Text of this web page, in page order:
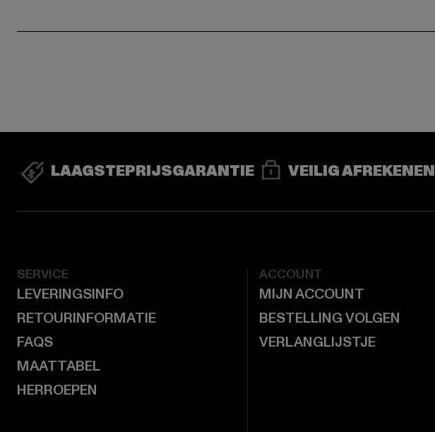
LAAGSTEPRIJSGARANTIE VEILIG AFREKENEN
SERVICE
LEVERINGSINFO
RETOURINFORMATIE
FAQS
MAATTABEL
HERROEPEN
ACCOUNT
MIJN ACCOUNT
BESTELLING VOLGEN
VERLANGLIJSTJE